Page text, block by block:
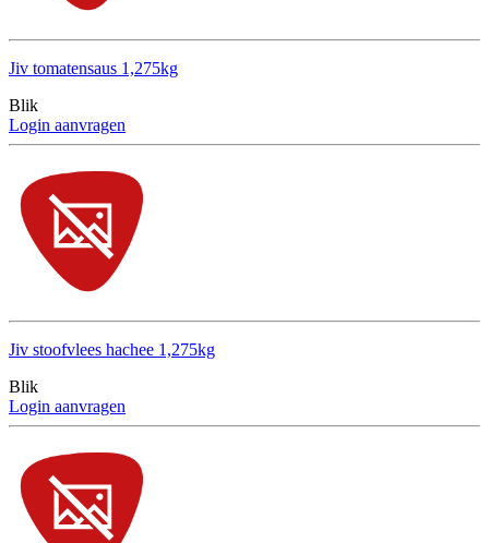
Jiv tomatensaus 1,275kg
Blik
Login aanvragen
Jiv stoofvlees hachee 1,275kg
Blik
Login aanvragen